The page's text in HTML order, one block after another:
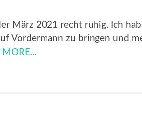
März 2021 recht ruhig. Ich
Vordermann zu bringen und
MORE...